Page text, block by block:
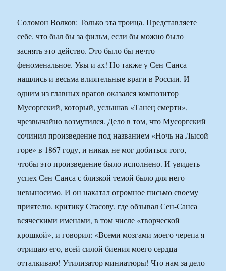
Соломон Волков: Только эта троица. Представляете
себе, что был бы за фильм, если бы можно было
заснять это действо. Это было бы нечто
феноменальное. Увы и ах! Но также у Сен-Санса
нашлись и весьма влиятельные враги в России. И
одним из главных врагов оказался композитор
Мусоргский, который, услышав «Танец смерти»,
чрезвычайно возмутился. Дело в том, что Мусоргский
сочинил произведение под названием «Ночь на Лысой
горе» в 1867 году, и никак не мог добиться того,
чтобы это произведение было исполнено. И увидеть
успех Сен-Санса с близкой темой было для него
невыносимо. И он накатал огромное письмо своему
приятелю, критику Стасову, где обзывал Сен-Санса
всяческими именами, в том числе «творческой
крошкой», и говорил: «Всеми мозгами моего черепа я
отрицаю его, всей силой биения моего сердца
отталкиваю! Утилизатор миниатюры! Что нам за дело